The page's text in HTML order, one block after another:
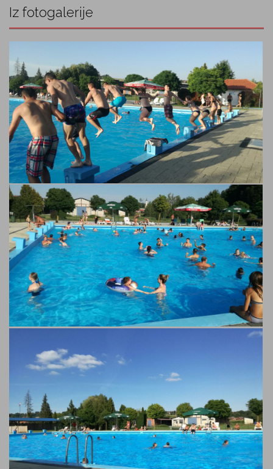
Iz fotogalerije